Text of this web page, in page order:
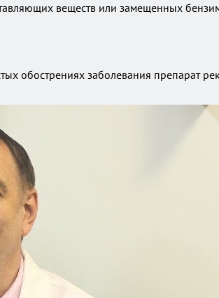
веществ или замещенных
обострениях заболевания препарат